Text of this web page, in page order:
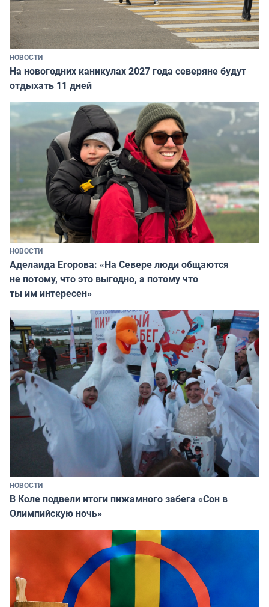
НОВОСТИ
На новогодних каникулах 2027 года северяне будут
отдыхать 11 дней
НОВОСТИ
Аделаида Егорова: «На Севере люди общаются
не потому, что это выгодно, а потому что
ты им интересен»
НОВОСТИ
В Коле подвели итоги пижамного забега «Сон в
Олимпийскую ночь»